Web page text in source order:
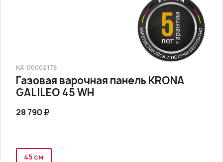
КА-00002176
Газовая варочная панель KRONA
GALILEO 45 WH
28 790 ₽
45 см